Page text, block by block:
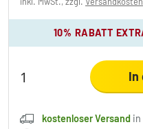
10% RABATT
In
kostenloser Versand in